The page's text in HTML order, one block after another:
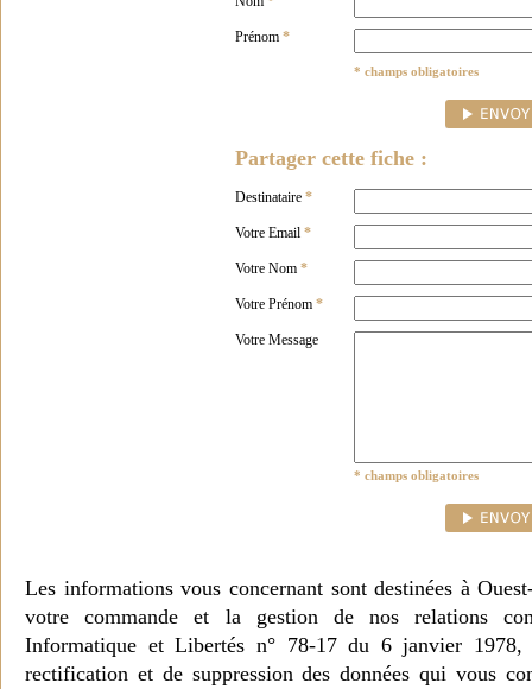
Prénom *
* champs obligatoires
Partager cette fiche :
Destinataire *
Votre Email *
Votre Nom *
Votre Prénom *
Votre Message
* champs obligatoires
Les informations vous concernant sont destinées à
votre commande et la gestion de nos relations
Informatique et Libertés n° 78-17 du 6 janvier 1978,
rectification et de suppression des données qui vous